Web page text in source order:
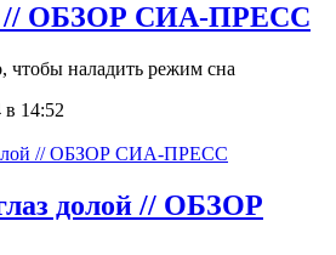
// ОБЗОР СИА-ПРЕСС
чтобы наладить режим сна
в 14:52
долой // ОБЗОР